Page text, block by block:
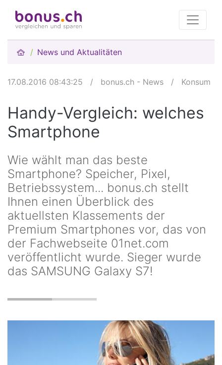
News und Aktualitäten
17.08.2016 08:43:25 / bonus.ch - News / Konsum
Handy-Vergleich: welches
Smartphone
Wie wählt man das beste
Smartphone? Speicher, Pixel,
Betriebssystem... bonus.ch stellt
Ihnen einen Überblick des
aktuellsten Klassements der
Premium Smartphones vor, das von
der Fachwebseite 01net.com
veröffentlicht wurde. Sieger wurde
das SAMSUNG Galaxy S7!